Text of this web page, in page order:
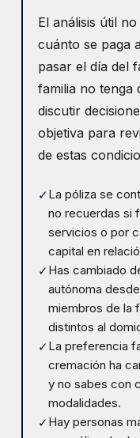
El análisis útil
cuánto se paga
pasar el día del
familia no tenga
discutir
objetiva para
de estas
✓ La póliza se
no recuerdas si
servicios o por
capital en
✓ Has cambiado
autónoma
miembros de la
distintos al
✓ La preferencia
cremación ha
y no sabes con
modalidades.
✓ Hay personas